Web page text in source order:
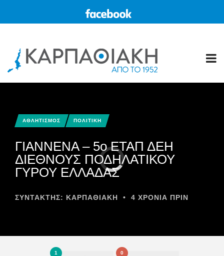
ΑΘΛΗΤΙΣΜΟΣ ΠΟΛΙΤΙΚΗ
ΓΙΑΝΝΕΝΑ – 5ο ΕΤΑΠ ΔΕΗ
ΔΙΕΘΝΟΥΣ ΠΟΔΗΛΑΤΙΚΟΥ
ΓΥΡΟΥ ΕΛΛΑΔΑΣ
ΣΥΝΤΆΚΤΗΣ: ΚΑΡΠΑΘΙΑΚΗ • 4 ΧΡΌΝΙΑ ΠΡΙΝ
1 0